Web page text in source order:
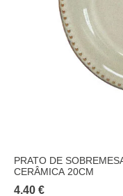
PRATO DE
CERÂMICA 20CM
4.40 €